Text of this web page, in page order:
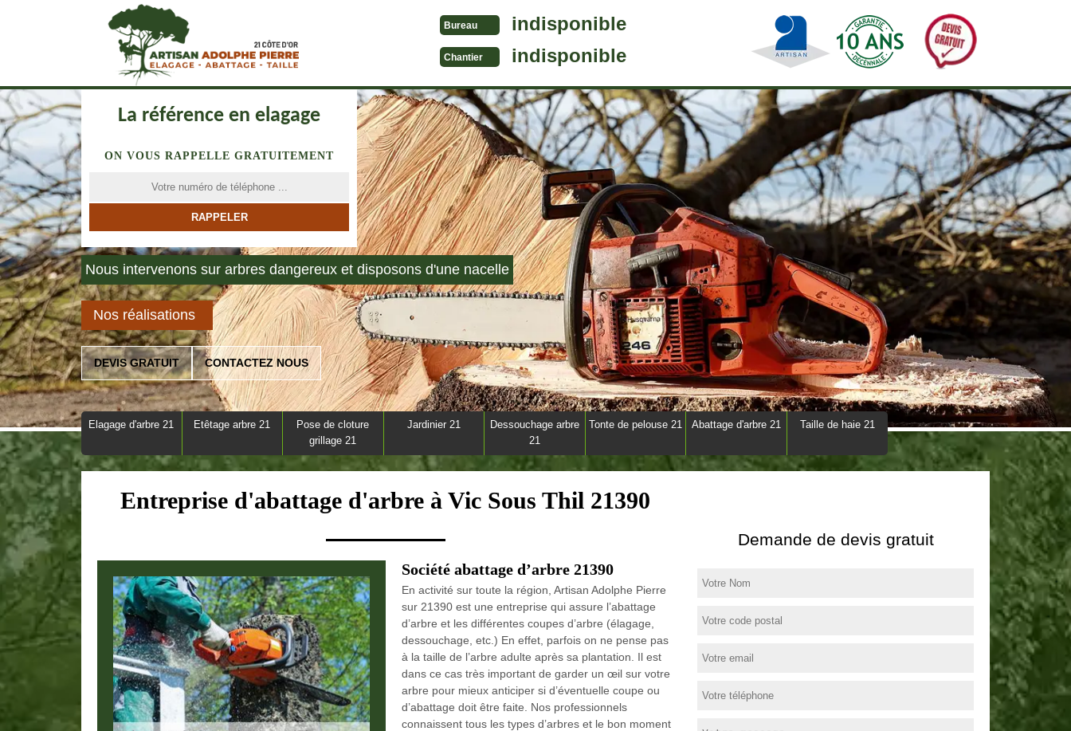
Bureau indisponible
Chantier indisponible
La référence en elagage
ON VOUS RAPPELLE GRATUITEMENT
Nous intervenons sur arbres dangereux et disposons d'une nacelle
Nos réalisations
DEVIS GRATUIT CONTACTEZ NOUS
Elagage d'arbre 21 Etêtage arbre 21
Pose de cloture
grillage 21
Jardinier 21
Dessouchage arbre
21
Tonte de pelouse 21 Abattage d'arbre 21 Taille de haie 21
Entreprise d'abattage d'arbre à Vic Sous Thil 21390
Société abattage d’arbre 21390
En activité sur toute la région, Artisan Adolphe Pierre
sur 21390 est une entreprise qui assure l’abattage
d’arbre et les différentes coupes d’arbre (élagage,
dessouchage, etc.) En effet, parfois on ne pense pas
à la taille de l’arbre adulte après sa plantation. Il est
dans ce cas très important de garder un œil sur votre
arbre pour mieux anticiper si d’éventuelle coupe ou
d’abattage doit être faite. Nos professionnels
connaissent tous les types d’arbres et le bon moment
Demande de devis gratuit